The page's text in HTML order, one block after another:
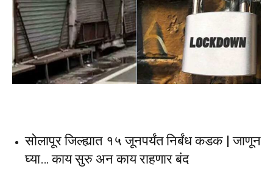
सोलापूर जिल्ह्यात १५ जूनपर्यंत निर्बंध कडक | जाणून
घ्या… काय सुरु अन काय राहणार बंद